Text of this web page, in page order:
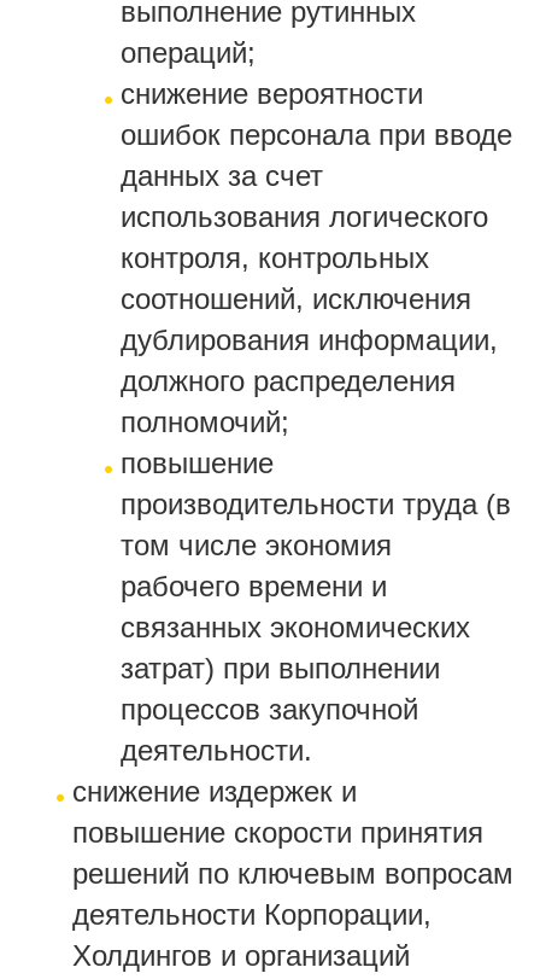
выполнение рутинных
операций;
снижение вероятности
ошибок персонала при вводе
данных за счет
использования логического
контроля, контрольных
соотношений, исключения
дублирования информации,
должного распределения
полномочий;
повышение
производительности труда (в
том числе экономия
рабочего времени и
связанных экономических
затрат) при выполнении
процессов закупочной
деятельности.
снижение издержек и
повышение скорости принятия
решений по ключевым вопросам
деятельности Корпорации,
Холдингов и организаций